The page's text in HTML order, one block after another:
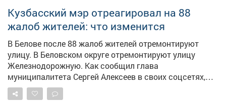
каждым разом свалка растёт, захватывая новые
территории. Отмечается, что особое беспокойство
вызывает близость к детскому учреждению – дети
вынуждены дышать этим воздухом и видеть
мусорные кучи по дороге в сад. Местные жители
недоумевают, сколько ещё это место будет
превращаться в стихийную свалку, прежде чем
управляющая компания наконец наведёт порядок и
уберёт отходы. Пока же официальных комментариев
Кузбасский мэр отреагировал на 88
жалоб жителей: что изменится
В Белове после 88 жалоб жителей отремонтируют
улицу. В Беловском округе отремонтируют улицу
Железнодорожную. Как сообщил глава
муниципалитета Сергей Алексеев в своих соцсетях,
решение принято после 88 обращений местных
жителей. Сейчас готовят техдокументацию. Работы